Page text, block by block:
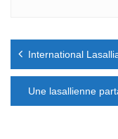
Navigation
l’article
International
Une lasallienne